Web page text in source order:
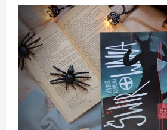
o
Wydawnictwo
MAG
|
Plany
wydawnicze
na
drugą
połowę
2022
(i
nie
tylko)